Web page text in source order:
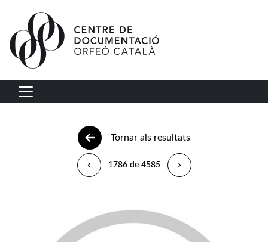
Vés al contingut
Navegació principal
Tornar als resultats
1786 de 4585